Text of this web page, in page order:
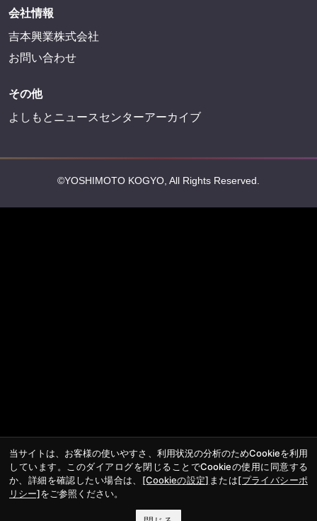
会社情報
吉本興業株式会社
お問い合わせ
その他
よしもとニュースセンターアーカイブ
©YOSHIMOTO KOGYO, All Rights Reserved.
当サイトは、お客様の使いやすさ、利用状況の分析のためCookieを利用
しています。このダイアログを閉じることでCookieの使用に同意する
か、詳細を確認したい場合は、 [Cookieの設定] または[プライバシーポ
リシー]をご参照ください。